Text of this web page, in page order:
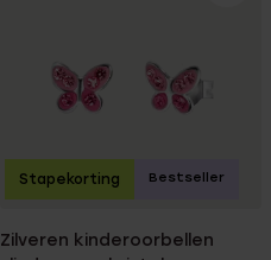
Zilveren kinderoorbellen
Stapekorting Bestseller